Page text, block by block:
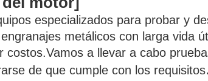
especializados para probar y
metálicos con larga vida
costos.Vamos a llevar a cabo
de que cumple con los requisitos